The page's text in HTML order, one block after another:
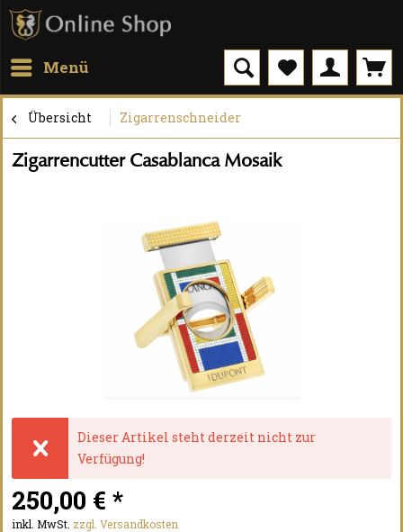
Menü
Übersicht Zigarrenschneider
Zigarrencutter Casablanca Mosaik
Dieser Artikel steht derzeit nicht zur
Verfügung!
250,00 € *
inkl. MwSt. zzgl. Versandkosten